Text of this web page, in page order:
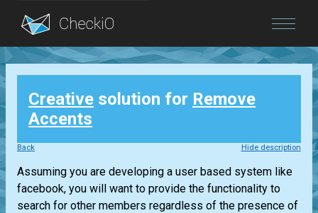
Blog
Login
Creative solution for Remove
Accents
Back Hide description
Assuming you are developing a user based system like
facebook, you will want to provide the functionality to
search for other members regardless of the presence of